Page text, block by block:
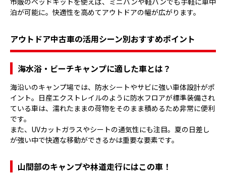
泊が可能に。快適性を高めてアウトドアの幅が広がります。
アウトドア中古車の活用シーン別おすすめポイント
海水浴・ビーチキャンプに適した車とは？
海沿いのキャンプ場では、防水シートやサビに強い車体設計がポ
イント。日産エクストレイルのように防水フロアが標準装備され
ている車は、濡れたままの荷物をそのまま積めるため非常に便利
です。
また、UVカットガラスやシートの通気性にも注目。夏の日差し
が強い中で快適な移動ができるかは重要な要素です。
山間部のキャンプや林道走行にはこの車！